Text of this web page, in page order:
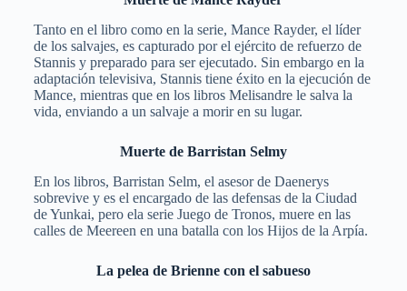
Tanto en el libro como en la serie, Mance Rayder, el líder
de los salvajes, es capturado por el ejército de refuerzo de
Stannis y preparado para ser ejecutado. Sin embargo en la
adaptación televisiva, Stannis tiene éxito en la ejecución de
Mance, mientras que en los libros Melisandre le salva la
vida, enviando a un salvaje a morir en su lugar.
Muerte de Barristan Selmy
En los libros, Barristan Selm, el asesor de Daenerys
sobrevive y es el encargado de las defensas de la Ciudad
de Yunkai, pero ela serie Juego de Tronos, muere en las
calles de Meereen en una batalla con los Hijos de la Arpía.
La pelea de Brienne con el sabueso